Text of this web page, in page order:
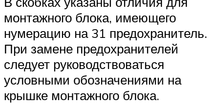
монтажного блока, имеющего
нумерацию на 31 предохранитель.
При замене предохранителей
следует руководствоваться
условными обозначениями на
крышке монтажного блока.